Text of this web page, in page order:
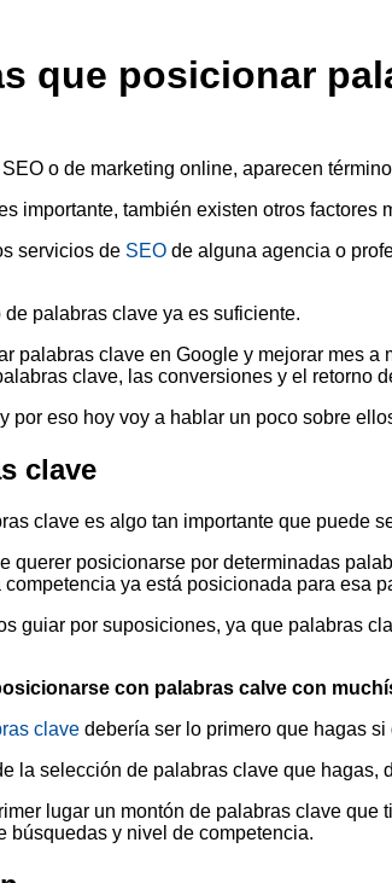
que posicionar
o de marketing online, aparecen
importante, también existen otros factores
servicios de SEO de alguna agencia o
palabras clave ya es suficiente.
palabras clave en Google y mejorar mes
clave, las conversiones y el retorno
por eso hoy voy a hablar un poco sobre
clave
clave es algo tan importante que puede
querer posicionarse por determinadas
ya está posicionada para esa
guiar por suposiciones, ya que palabras
con palabras calve con
clave debería ser lo primero que hagas
la selección de palabras clave que
lugar un montón de palabras clave
búsquedas y nivel de competencia.